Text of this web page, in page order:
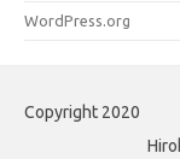
WordPress.org
Copyright 2020